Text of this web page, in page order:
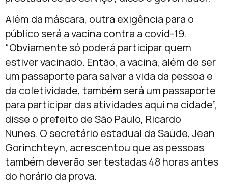
Além da máscara, outra exigência para o
público será a vacina contra a covid-19.
“Obviamente só poderá participar quem
estiver vacinado. Então, a vacina, além de ser
um passaporte para salvar a vida da pessoa e
da coletividade, também será um passaporte
para participar das atividades aqui na cidade”,
disse o prefeito de São Paulo, Ricardo
Nunes. O secretário estadual da Saúde, Jean
Gorinchteyn, acrescentou que as pessoas
também deverão ser testadas 48 horas antes
do horário da prova.